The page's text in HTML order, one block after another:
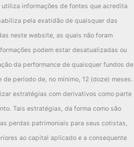
informações de fontes que acredita
pela exatidão de quaisquer das
neste website, as quais não foram
podem estar desatualizadas ou
da performance de quaisquer fundos de
período de, no mínimo, 12 (doze) meses.
estratégias com derivativos como parte
Tais estratégias, da forma como são
perdas patrimoniais para seus cotistas,
ao capital aplicado e a consequente